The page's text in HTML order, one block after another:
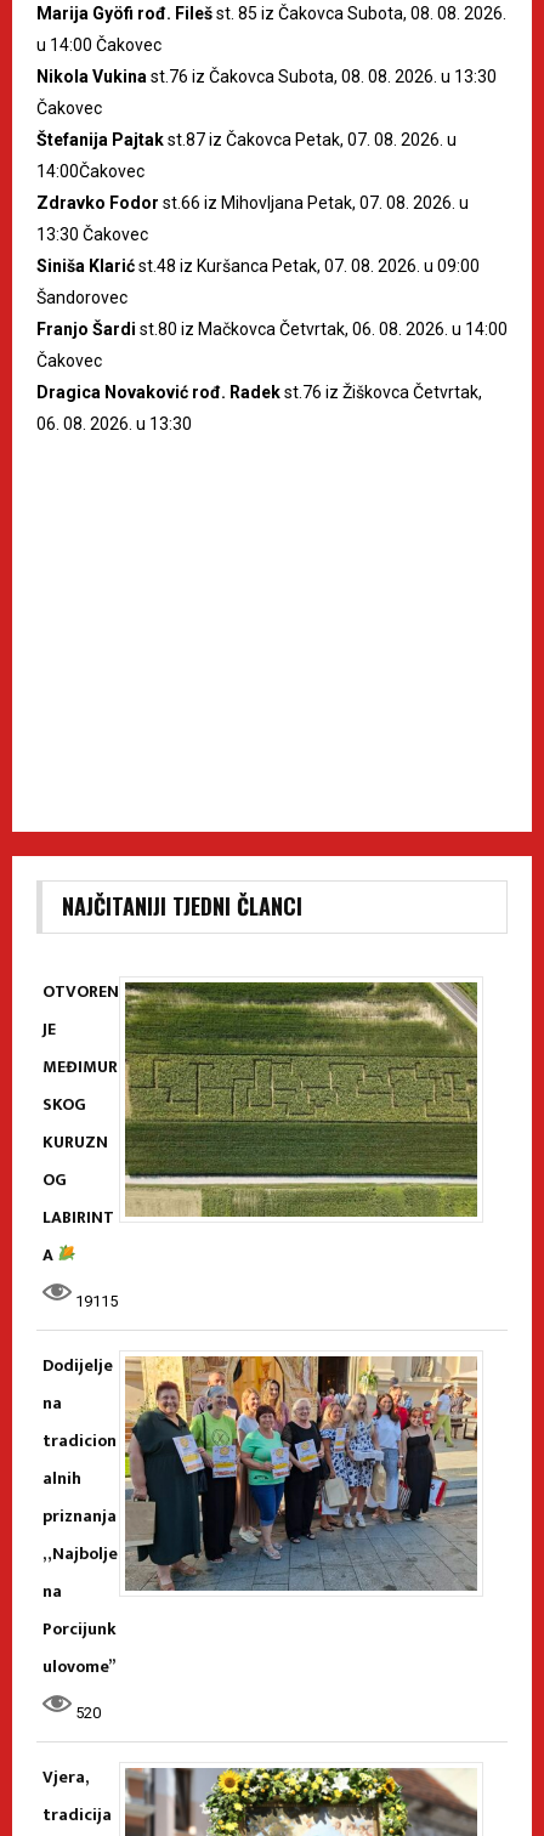
Marija Gyöfi rođ. Filešst. 85 iz Čakovca Subota, 08. 08. 2026.
u 14:00 Čakovec
Nikola Vukina st.76 iz Čakovca Subota, 08. 08. 2026. u 13:30
Čakovec
Štefanija Pajtakst.87 iz Čakovca Petak, 07. 08. 2026. u
14:00Čakovec
Zdravko Fodor st.66 iz Mihovljana Petak, 07. 08. 2026. u
13:30 Čakovec
Siniša Klarićst.48 iz Kuršanca Petak, 07. 08. 2026. u 09:00
Šandorovec
Franjo Šardi st.80 iz Mačkovca Četvrtak, 06. 08. 2026. u 14:00
Čakovec
Dragica Novaković rođ. Radekst.76 iz Žiškovca Četvrtak,
06. 08. 2026. u 13:30
NAJČITANIJI TJEDNI ČLANCI
OTVOREN
JE
MEĐIMUR
SKOG
KURUZN
OG
LABIRINT
A
19115
Dodijelje
na
tradicion
alnih
priznanja
„Najbolje
na
Porcijunk
ulovome”
520
Vjera,
tradicija